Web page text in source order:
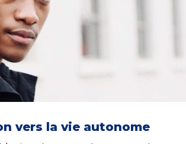
vers la vie autonome